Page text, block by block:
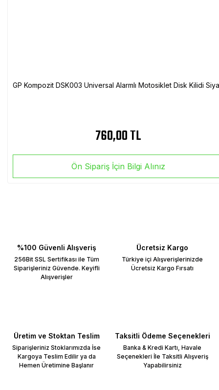
GP Kompozit DSK003 Universal Alarmlı Motosiklet Disk Kilidi
760,00 TL
Ön Sipariş İçin Bilgi Alınız
%100 Güvenli Alışveriş
256Bit SSL Sertifikası ile Tüm
Siparişleriniz Güvende. Keyifli
Alışverişler
Ücretsiz Kargo
Türkiye içi Alışverişlerinizde
Ücretsiz Kargo Fırsatı
Üretim ve Stoktan Teslim
Siparişleriniz Stoklarımızda İse
Kargoya Teslim Edilir ya da
Hemen Üretimine Başlanır
Taksitli Ödeme Seçenekleri
Banka & Kredi Kartı, Havale
Seçenekleri İle Taksitli Alışveriş
Yapabilirsiniz